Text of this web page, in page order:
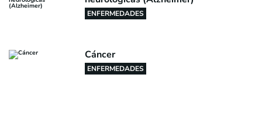
ENFERMEDADES
Cáncer
ENFERMEDADES